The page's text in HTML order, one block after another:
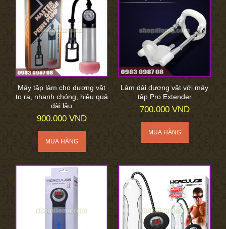
Máy tập làm cho dương vật
to ra, nhanh chóng, hiệu quả
dài lâu
900.000 VND
Làm dài dương vật với máy
tập Pro Extender
700.000 VND